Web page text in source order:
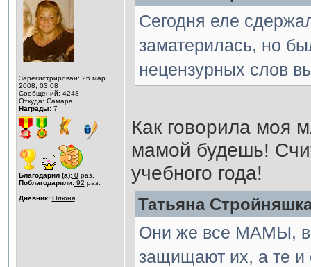
Зарегистрирован: 26 мар
2008, 03:08
Сообщений: 4248
Откуда: Самара
Награды: 7
Благодарил (а):0раз.
Поблагодарили:92 раз.
Дневник: Олюня
Сегодня еле
заматерилась, но
нецензурных слов
Как говорила моя
мамой будешь!
учебного года!
Татьяна
Они же все МАМЫ,
защищают их, а те и